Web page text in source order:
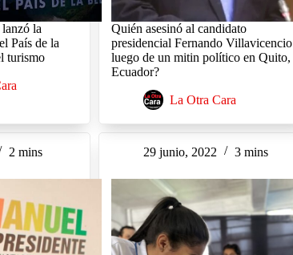
la
País de la
turismo
Quién asesinó al candidato
presidencial Fernando Villavicencio
luego de un mitin político en Quito,
Ecuador?
La Otra Cara
2 mins 29 junio, 2022 3 mins